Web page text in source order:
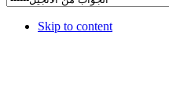
Skip to content